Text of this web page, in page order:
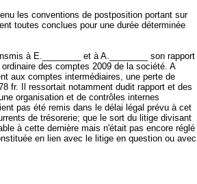
les conventions de postposition portant sur
toutes conclues pour une durée déterminée
à E.________ et à A.________ son rapport
des comptes 2009 de la société. A
aux comptes intermédiaires, une perte de
fr. Il ressortait notamment dudit rapport et des
organisation et de contrôles internes
pas été remis dans le délai légal prévu à cet
de trésorerie; que le sort du litige divisant
à cette dernière mais n'était pas encore réglé
en lien avec le litige en question ou avec